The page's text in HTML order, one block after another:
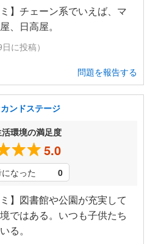
】チェーン系でいえば、マ
、日高屋。
に投稿）
問題を報告する
ンドステージ
環境の満足度
5.0
なった 0
】図書館や公園が充実して
ではある。いつも子供たち
る。